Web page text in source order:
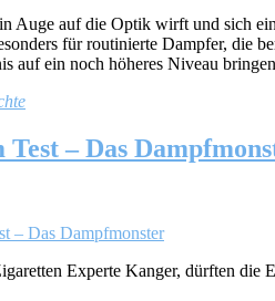
Auge auf die Optik wirft und sich
für routinierte Dampfer, die
auf ein noch höheres Niveau
– Das
Experte Kanger, dürften die